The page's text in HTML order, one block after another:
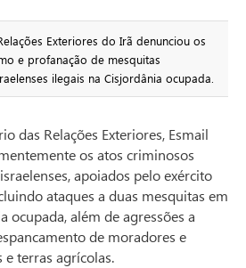
Exteriores do Irã denunciou os
e profanação de mesquitas
ilegais na Cisjordânia ocupada.
das Relações Exteriores, Esmail
os atos criminosos
apoiados pelo exército
ataques a duas mesquitas em
ocupada, além de agressões a
de moradores e
e terras agrícolas.